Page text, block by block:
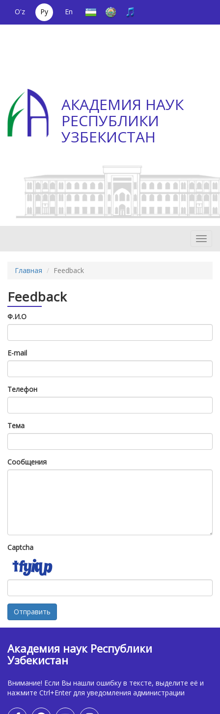
O'z Ру
En
АКАДЕМИЯ НАУК
РЕСПУБЛИКИ
УЗБЕКИСТАН
Главная Feedback
Feedback
Ф.И.О
E-mail
Телефон
Тема
Сообщения
Captcha
Отправить
Академия наук Республики
Узбекистан
Внимание! Если Вы нашли ошибку в тексте, выделите её и
нажмите Ctrl+Enter для уведомления администрации